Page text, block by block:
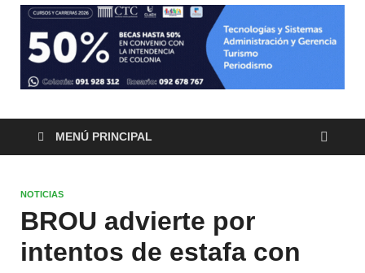
MENÚ PRINCIPAL
NOTICIAS
BROU advierte por
intentos de estafa con